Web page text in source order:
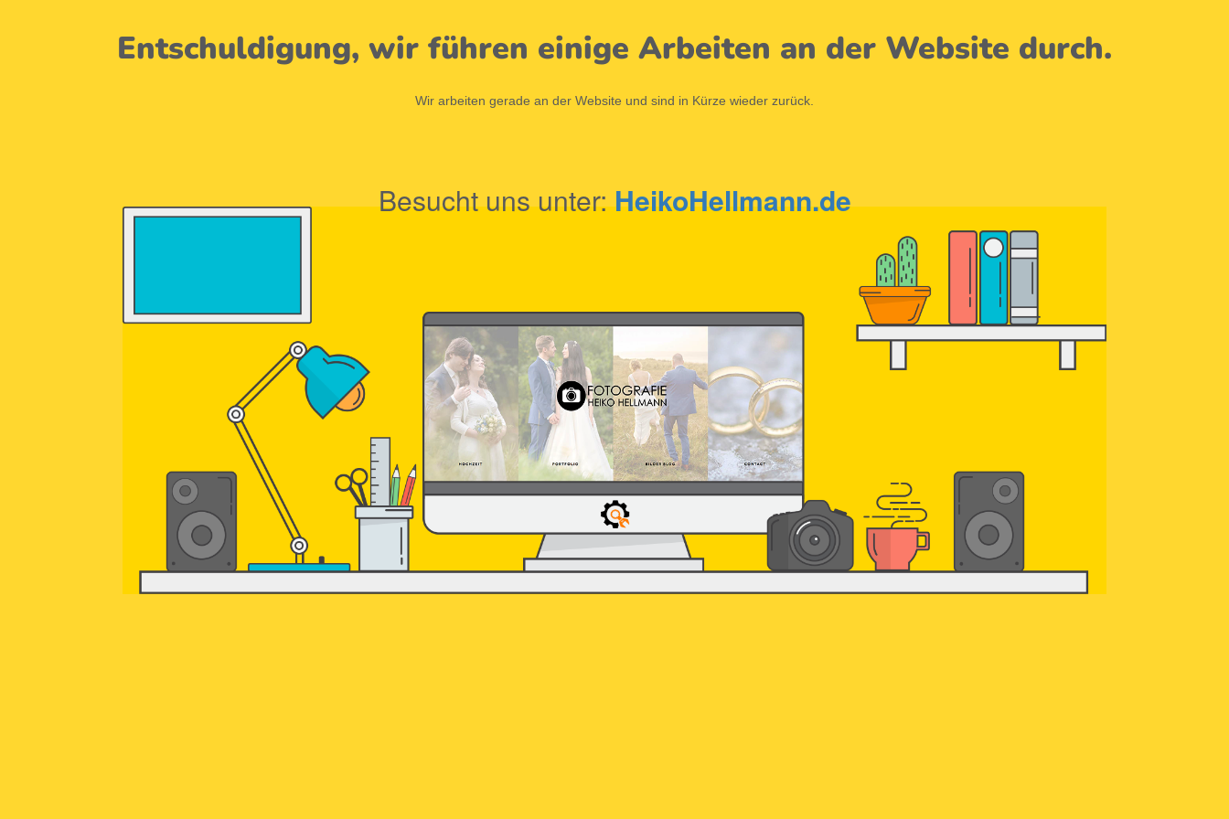
Entschuldigung, wir führen einige Arbeiten an der Website durch.
Wir arbeiten gerade an der Website und sind in Kürze wieder zurück.
Besucht uns unter:HeikoHellmann.de